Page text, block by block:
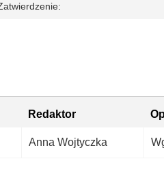
Redaktor
Anna Wojtyczka